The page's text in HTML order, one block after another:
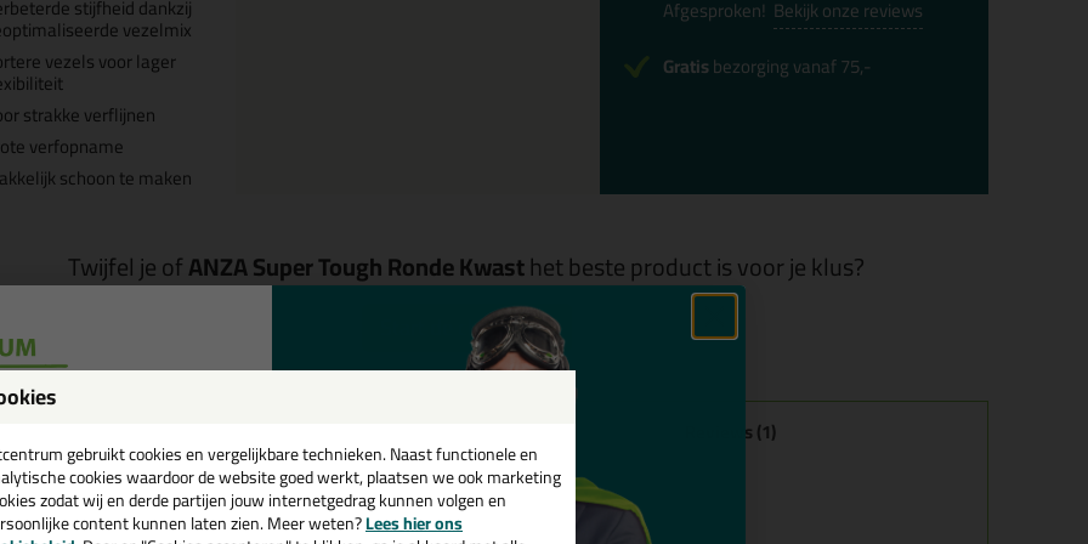
stijfheid dankzij
vezelmix
vezels voor lager
strakke verflijnen
verfopname
schoon te maken
Afgesproken! Bekijk onze reviews
Gratisbezorging vanaf 75,-
Twijfel je ofANZA Super Tough Ronde Kwasthet beste product is voor je klus?
Start de check
Reviews (1)
voor:ANZA Super Tough Ronde Kwast
gebruikt cookies en vergelijkbare technieken. Naast functionele en
cookies waardoor de website goed werkt, plaatsen we ook marketing
zodat wij en derde partijen jouw internetgedrag kunnen volgen en
content kunnen laten zien. Meer weten?Lees hier ons
💚
en ontvang een